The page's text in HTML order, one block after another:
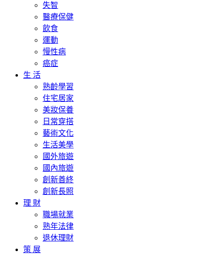
失智
醫療保健
飲食
運動
慢性病
癌症
生 活
熟齡學習
住宅居家
美妝保養
日常穿搭
藝術文化
生活美學
國外旅遊
國內旅遊
創新善終
創新長照
理 財
職場就業
熟年法律
退休理財
策 展